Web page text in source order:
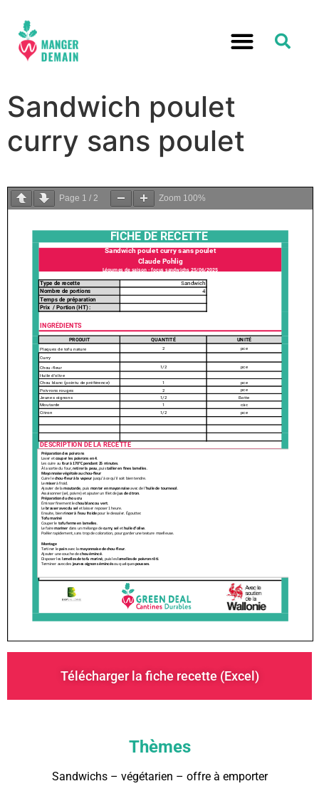
Sandwich poulet
curry sans poulet
Page 1 / 2 Zoom 100%
Télécharger la fiche recette (Excel)
Thèmes
Sandwichs – végétarien – offre à emporter